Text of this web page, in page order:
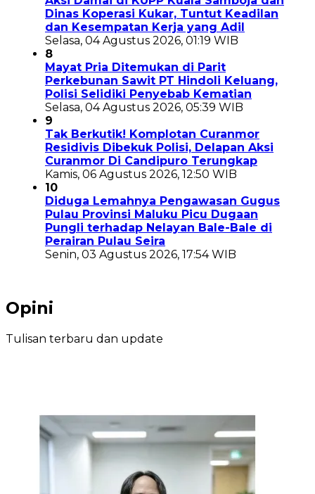
Dinas Koperasi Kukar, Tuntut Keadilan
dan Kesempatan Kerja yang Adil
Selasa, 04 Agustus 2026, 01:19 WIB
8
Mayat Pria Ditemukan di Parit
Perkebunan Sawit PT Hindoli Keluang,
Polisi Selidiki Penyebab Kematian
Selasa, 04 Agustus 2026, 05:39 WIB
9
Tak Berkutik! Komplotan Curanmor
Residivis Dibekuk Polisi, Delapan Aksi
Curanmor Di Candipuro Terungkap
Kamis, 06 Agustus 2026, 12:50 WIB
10
Diduga Lemahnya Pengawasan Gugus
Pulau Provinsi Maluku Picu Dugaan
Pungli terhadap Nelayan Bale-Bale di
Perairan Pulau Seira
Senin, 03 Agustus 2026, 17:54 WIB
Opini
Tulisan terbaru dan update